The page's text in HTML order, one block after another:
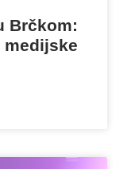
Brčkom:
medijske